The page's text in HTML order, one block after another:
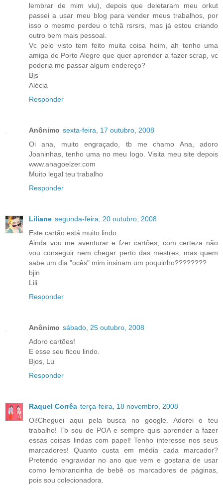
lembrar de mim viu), depois que deletaram meu orkut
passei a usar meu blog para vender meus trabalhos, por
isso o mesmo perdeu o tchâ rsrsrs, mas já estou criando
outro bem mais pessoal.
Vc pelo visto tem feito muita coisa heim, ah tenho uma
amiga de Porto Alegre que quer aprender a fazer scrap, vc
poderia me passar algum endereço?
Bjs
Alécia
Responder
Anônimo sexta-feira, 17 outubro, 2008
Oi ana, muito engraçado, tb me chamo Ana, adoro
Joaninhas, tenho uma no meu logo. Visita meu site depois
www.anagoelzer.com
Muito legal teu trabalho
Responder
Liliane segunda-feira, 20 outubro, 2008
Este cartão está muito lindo.
Ainda vou me aventurar e fzer cartões, com certeza não
vou conseguir nem chegar perto das mestres, mas quem
sabe um dia "ocês" mim insinam um poquinho????????
bjin
Lili
Responder
Anônimo sábado, 25 outubro, 2008
Adoro cartões!
E esse seu ficou lindo.
Bjos, Lu
Responder
Raquel Corrêa terça-feira, 18 novembro, 2008
Oi!Cheguei aqui pela busca no google. Adorei o teu
trabalho! Tb sou de POA e sempre quis aprender a fazer
essas coisas lindas com papel! Tenho interesse nos seus
marcadores! Quanto custa em média cada marcador?
Pretendo engravidar no ano que vem e gostaria de usar
como lembrancinha de bebê os marcadores de páginas,
pois sou colecionadora.